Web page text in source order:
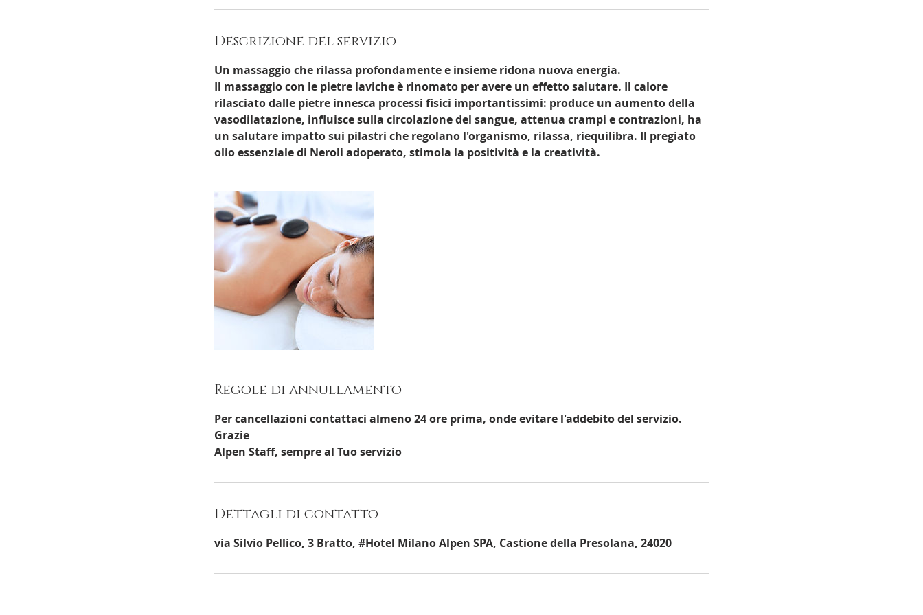
n
u
t
i
Descrizione del servizio
Un massaggio che rilassa profondamente e insieme ridona nuova energia.
Il massaggio con le pietre laviche è rinomato per avere un effetto salutare. Il calore
rilasciato dalle pietre innesca processi fisici importantissimi: produce un aumento della
vasodilatazione, influisce sulla circolazione del sangue, attenua crampi e contrazioni, ha
un salutare impatto sui pilastri che regolano l'organismo, rilassa, riequilibra. Il pregiato
olio essenziale di Neroli adoperato, stimola la positività e la creatività.
Regole di annullamento
Per cancellazioni contattaci almeno 24 ore prima, onde evitare l'addebito del servizio.
Grazie
Alpen Staff, sempre al Tuo servizio
Dettagli di contatto
via Silvio Pellico, 3 Bratto, #Hotel Milano Alpen SPA, Castione della Presolana, 24020